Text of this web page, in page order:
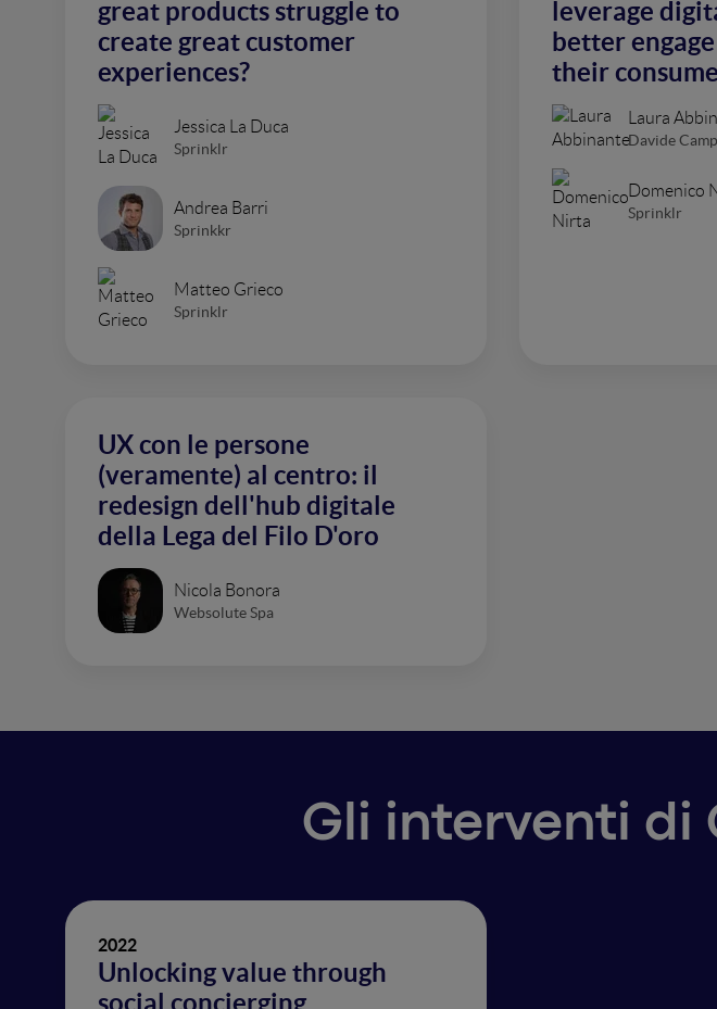
great products struggle to
create great customer
experiences?
Jessica La Duca
Sprinklr
Andrea Barri
Sprinkkr
Matteo Grieco
Sprinklr
leverage
better
their
Laura
Davide
Domenico
Sprinklr
UX con le persone
(veramente) al centro: il
redesign dell'hub digitale
della Lega del Filo D'oro
Nicola Bonora
Websolute Spa
Gli interventi di
2022
Unlocking value through
social concierging